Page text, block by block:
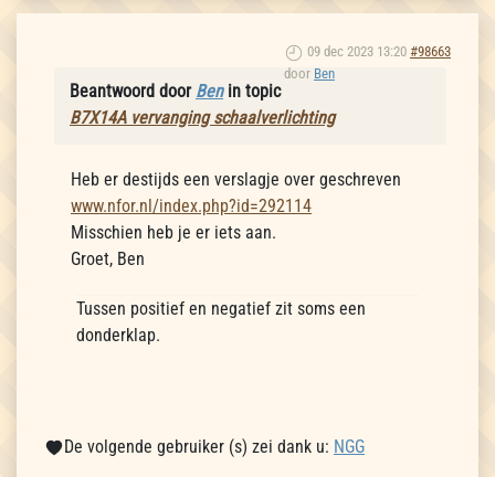
09 dec 2023 13:20 #98663
door Ben
Beantwoord door Benin topic
B7X14A vervanging schaalverlichting
Heb er destijds een verslagje over geschreven
www.nfor.nl/index.php?id=292114
Misschien heb je er iets aan.
Groet, Ben
Tussen positief en negatief zit soms een
donderklap.
De volgende gebruiker (s) zei dank u: NGG